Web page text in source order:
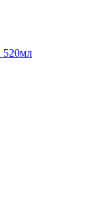
520мл